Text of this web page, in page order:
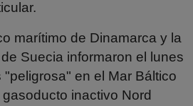
marítimo de Dinamarca y la
Suecia informaron el lunes
en el Mar Báltico
inactivo Nord